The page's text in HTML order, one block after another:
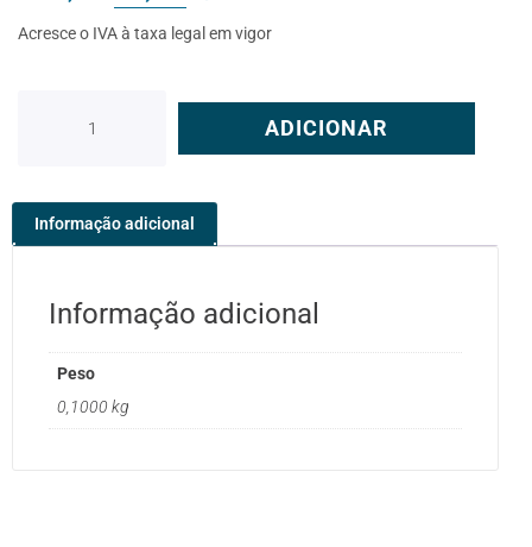
Acresce o IVA à taxa legal em vigor
ADICIONAR
Informação adicional
Informação adicional
Peso
0,1000 kg